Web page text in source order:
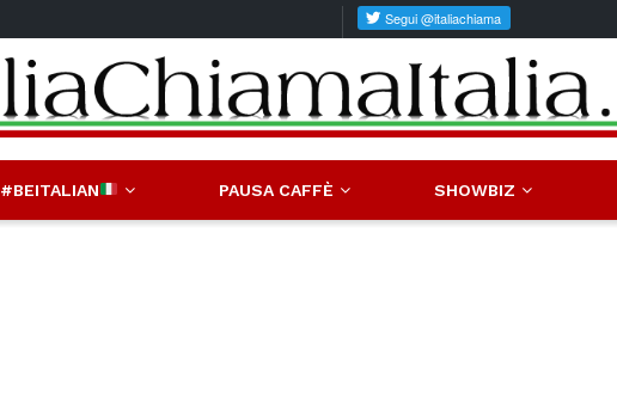
#BEITALIAN PAUSA CAFFÈ SHOWBIZ